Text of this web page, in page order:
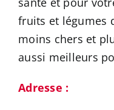
fruits et légumes
moins chers et
aussi meilleurs
Adresse :